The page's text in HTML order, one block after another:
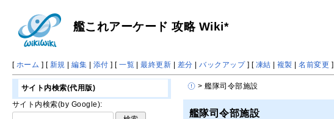
艦これアーケード 攻略 Wiki*
[ ホーム ] [ 新規 |編集 | 添付 ] [一覧 |最終更新 | 差分 |バックアップ] [ 凍結 | 複製 |名前変更
> 艦隊司令部施設
艦隊司令部施設
サイト内検索(代用版)
サイト内検索(by Google):